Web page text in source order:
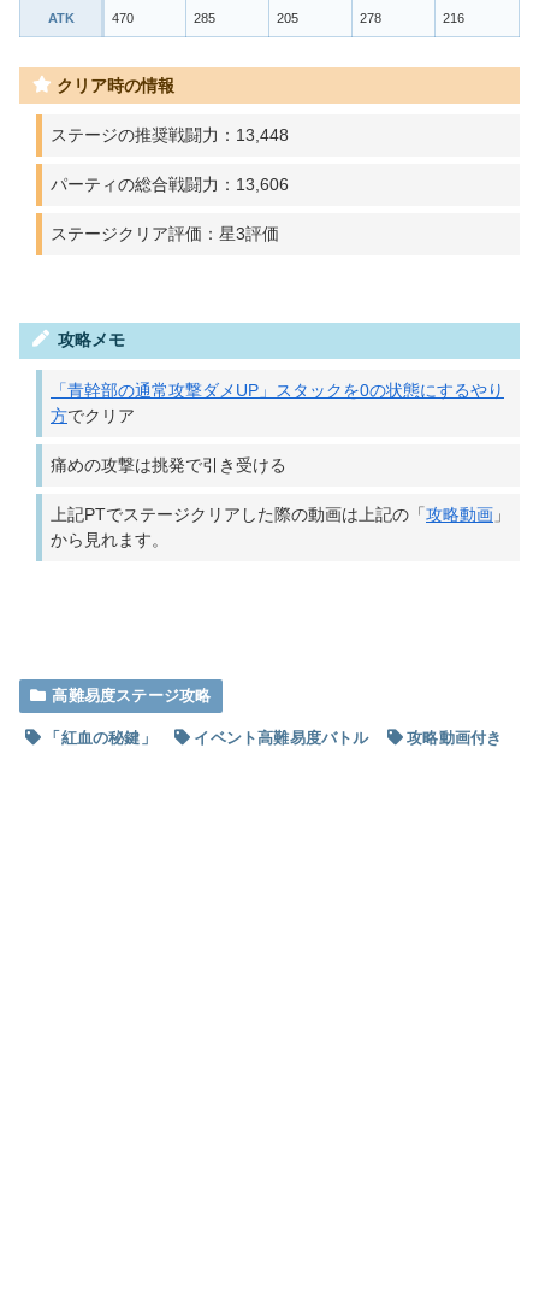
ATK 470 285 205 278 216
クリア時の情報
ステージの推奨戦闘力：13,448
パーティの総合戦闘力：13,606
ステージクリア評価：星3評価
攻略メモ
「青幹部の通常攻撃ダメUP」スタックを0の状態にするやり
方でクリア
痛めの攻撃は挑発で引き受ける
上記PTでステージクリアした際の動画は上記の「攻略動画 」
から見れます。
高難易度ステージ攻略
「紅血の秘鍵」 イベント高難易度バトル 攻略動画付き